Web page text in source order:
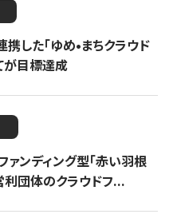
した「ゆめ•まちクラウド
が目標達成
ァンディング型「赤い羽根
利団体のクラウドフ...